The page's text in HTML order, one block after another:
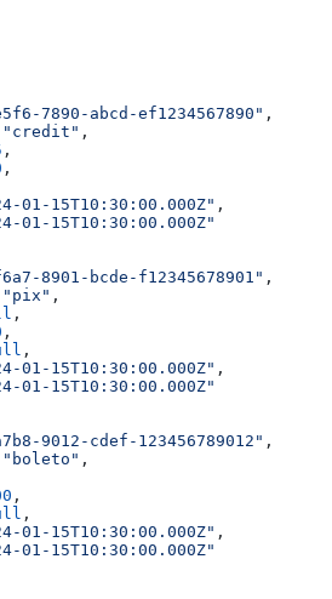
7890-abcd-ef1234567890" ,
"credit" ,
,
,
01-15T10:30:00.000Z" ,
01-15T10:30:00.000Z"
8901-bcde-f12345678901" ,
"pix" ,
,
,
,
01-15T10:30:00.000Z" ,
01-15T10:30:00.000Z"
9012-cdef-123456789012" ,
"boleto" ,
,
,
01-15T10:30:00.000Z" ,
01-15T10:30:00.000Z"